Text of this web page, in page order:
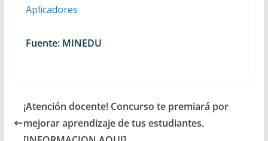
Aplicadores
Fuente: MINEDU
¡Atención docente! Concurso te premiará por
mejorar aprendizaje de tus estudiantes.